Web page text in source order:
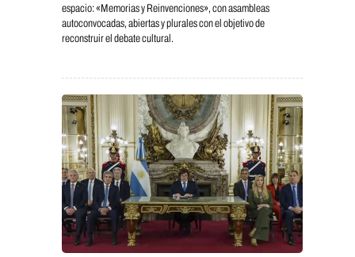
espacio: «Memorias y Reinvenciones», con asambleas
autoconvocadas, abiertas y plurales con el objetivo de
reconstruir el debate cultural.